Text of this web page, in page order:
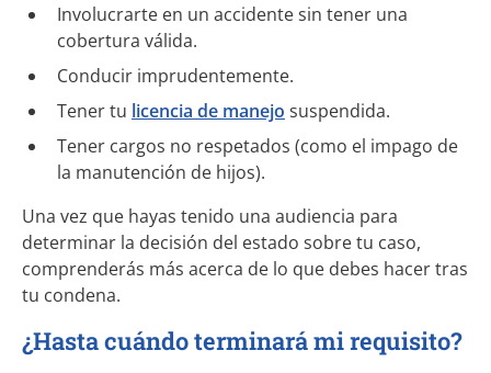
Involucrarte en un accidente sin tener una
cobertura válida.
Conducir imprudentemente.
Tener tu licencia de manejo suspendida.
Tener cargos no respetados (como el impago de
la manutención de hijos).
Una vez que hayas tenido una audiencia para
determinar la decisión del estado sobre tu caso,
comprenderás más acerca de lo que debes hacer tras
tu condena.
¿Hasta cuándo terminará mi requisito?